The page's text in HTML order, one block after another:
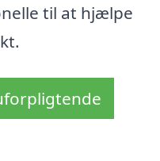
til at hjælpe